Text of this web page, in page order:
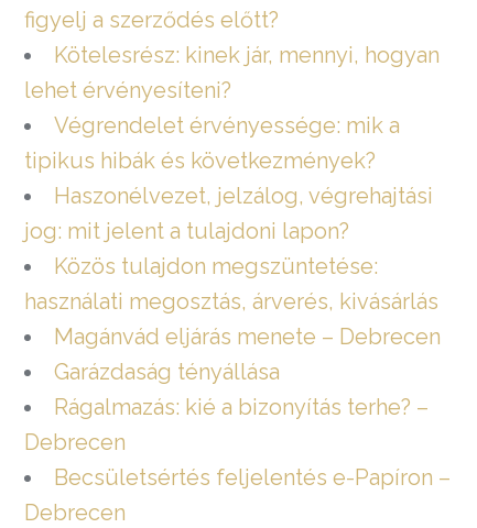
figyelj a szerződés előtt?
Kötelesrész: kinek jár, mennyi, hogyan
lehet érvényesíteni?
Végrendelet érvényessége: mik a
tipikus hibák és következmények?
Haszonélvezet, jelzálog, végrehajtási
jog: mit jelent a tulajdoni lapon?
Közös tulajdon megszüntetése:
használati megosztás, árverés, kivásárlás
Magánvád eljárás menete – Debrecen
Garázdaság tényállása
Rágalmazás: kié a bizonyítás terhe? –
Debrecen
Becsületsértés feljelentés e-Papíron –
Debrecen